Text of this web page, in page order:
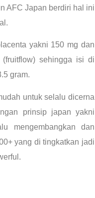
AFC Japan berdiri hal ini
yakni 150 mg dan
sehingga isi di
gram.
untuk selalu dicerna
prinsip japan yakni
mengembangkan dan
yang di tingkatkan jadi